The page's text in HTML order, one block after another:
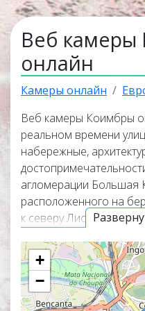
Веб
онлайн
Камеры онлайн
Веб камеры Коимбры
реальном времени
набережные,
агломерации Большая
расположенного на
к северу Лиссабона.
них транслируют
Самые интересные и
камеры располагаются
трансляций. Карта
+
−